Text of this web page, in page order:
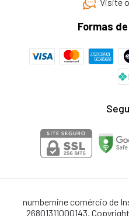
Formas
numbernine comércio de
26801311000143.